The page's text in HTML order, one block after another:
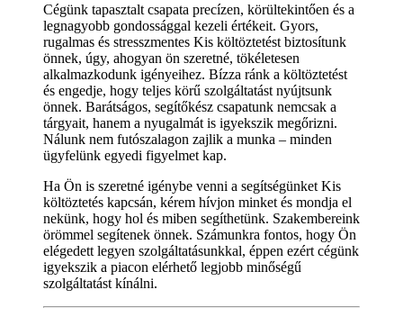
Cégünk tapasztalt csapata precízen, körültekintően és a
legnagyobb gondossággal kezeli értékeit. Gyors,
rugalmas és stresszmentes Kis költöztetést biztosítunk
önnek, úgy, ahogyan ön szeretné, tökéletesen
alkalmazkodunk igényeihez. Bízza ránk a költöztetést
és engedje, hogy teljes körű szolgáltatást nyújtsunk
önnek. Barátságos, segítőkész csapatunk nemcsak a
tárgyait, hanem a nyugalmát is igyekszik megőrizni.
Nálunk nem futószalagon zajlik a munka – minden
ügyfelünk egyedi figyelmet kap.
Ha Ön is szeretné igénybe venni a segítségünket Kis
költöztetés kapcsán, kérem hívjon minket és mondja el
nekünk, hogy hol és miben segíthetünk. Szakembereink
örömmel segítenek önnek. Számunkra fontos, hogy Ön
elégedett legyen szolgáltatásunkkal, éppen ezért cégünk
igyekszik a piacon elérhető legjobb minőségű
szolgáltatást kínálni.